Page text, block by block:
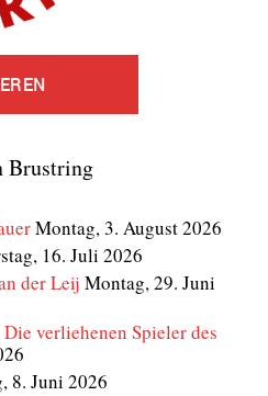
Brustring
Montag, 3. August 2026
16. Juli 2026
der Leij Montag, 29. Juni
verliehenen Spieler des
8. Juni 2026